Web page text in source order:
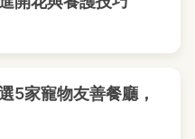
5家寵物友善餐廳，